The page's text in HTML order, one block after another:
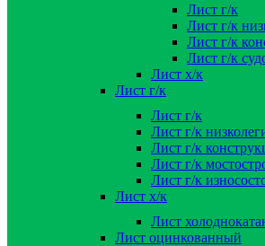
Лист г/к
Лист г/к
Лист г/к
Лист г/к
Лист х/к
Лист г/к
Лист г/к
Лист г/к
Лист г/к
Лист г/к
Лист г/к
Лист х/к
Лист
Лист оцинкованный